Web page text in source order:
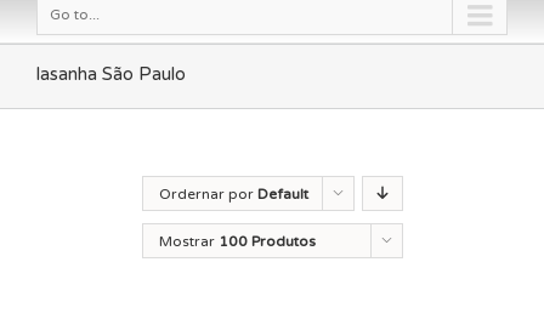
Go to...
lasanha São Paulo
Ordernar por Default
Order
Mostrar 100 Produtos